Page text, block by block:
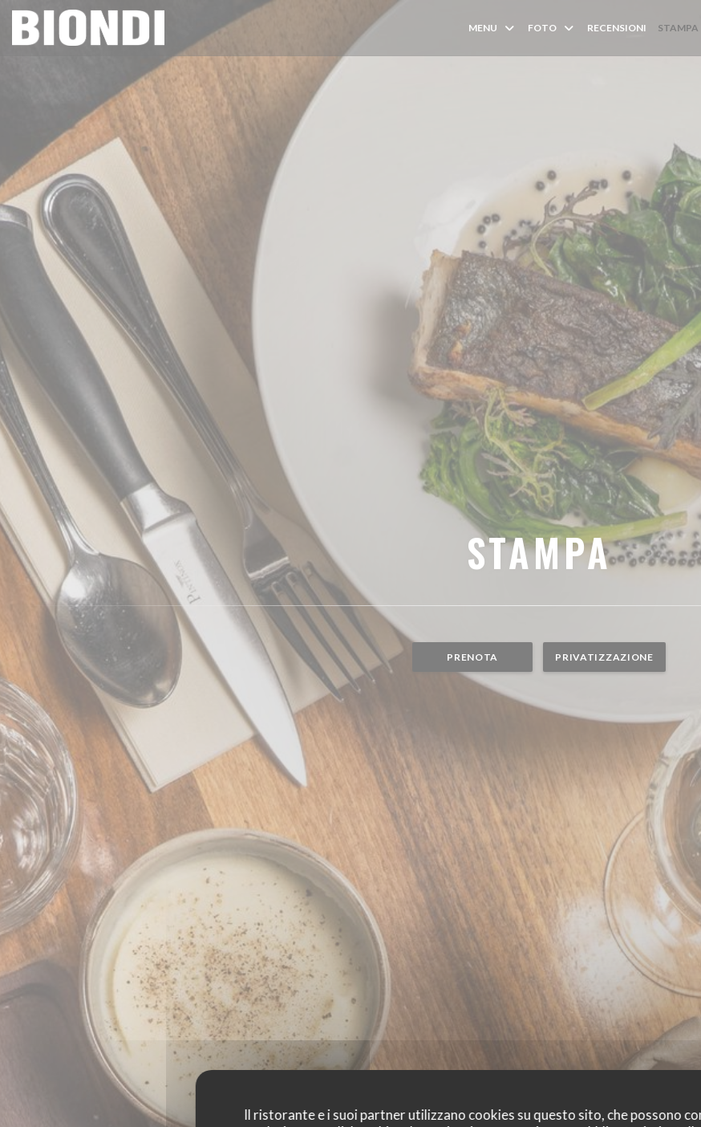
Personalizzazione delle tue scelte sui cookie
Il ristorante e i suoi partner utilizzano cookies su questo sito, che possono
MENU FOTO RECENSIONI STAMPA
STAMPA
PRENOTA PRIVATIZZAZIONE